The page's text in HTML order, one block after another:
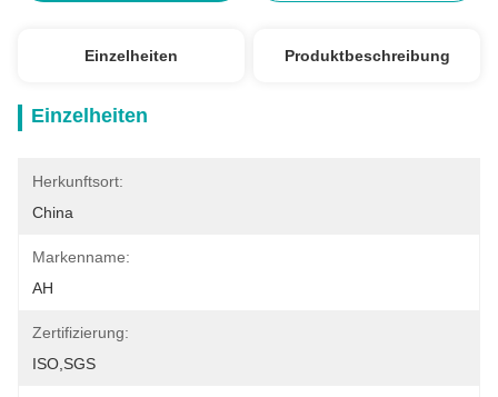
Einzelheiten Produktbeschreibung
Einzelheiten
Herkunftsort:
China
Markenname:
AH
Zertifizierung:
ISO,SGS